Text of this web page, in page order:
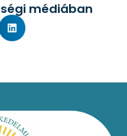
médiában